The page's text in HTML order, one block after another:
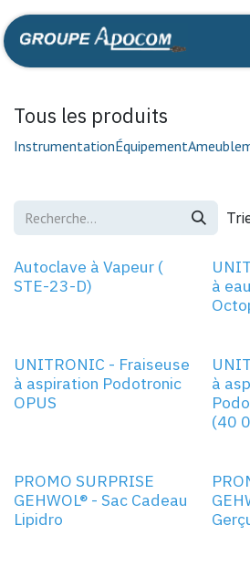
Se rendre au contenu
Tous les produits
InstrumentationÉquipement
Autoclave à Vapeur (
STE-23-D)
à
UNITRONIC - Fraiseuse
à aspiration Podotronic
OPUS
à
(40
PROMO SURPRISE
GEHWOL® - Sac Cadeau
Lipidro